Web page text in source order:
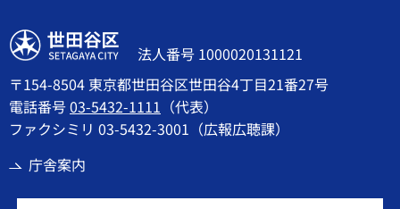
世田谷区
法人番号 1000020131121
〒154-8504 東京都世田谷区世田谷4丁目21番27号
電話番号03-5432-1111 （代表）
ファクシミリ 03-5432-3001（広報広聴課）
庁舎案内